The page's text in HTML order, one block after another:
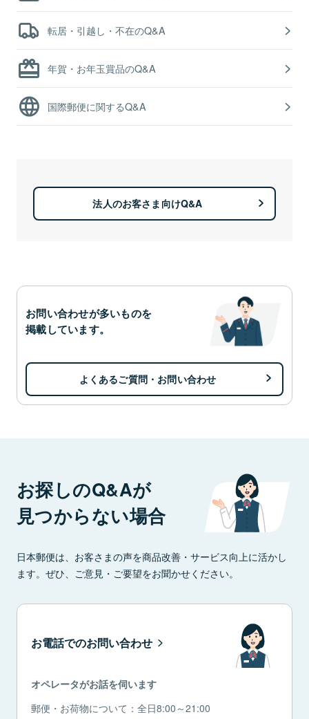
転居・引越し・不在のQ&A
年賀・お年玉賞品のQ&A
国際郵便に関するQ&A
法人のお客さま向けQ&A
お問い合わせが多いものを
掲載しています。
よくあるご質問・お問い合わせ
お探しのQ&Aが
見つからない場合
日本郵便は、お客さまの声を商品改善・サービス向上に活かし
ます。ぜひ、ご意見・ご要望をお聞かせください。
お電話でのお問い合わせ
オペレータがお話を伺います
郵便・お荷物について：全日8:00～21:00